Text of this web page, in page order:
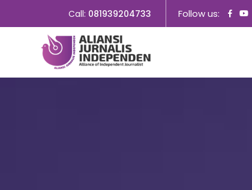
Call: 081939204733 Follow us: